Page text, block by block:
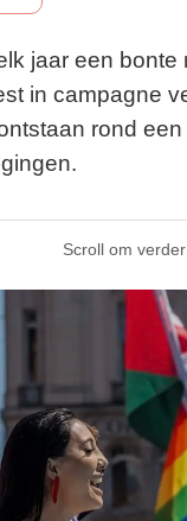
jaar een bonte
in campagne
rond
Scroll om